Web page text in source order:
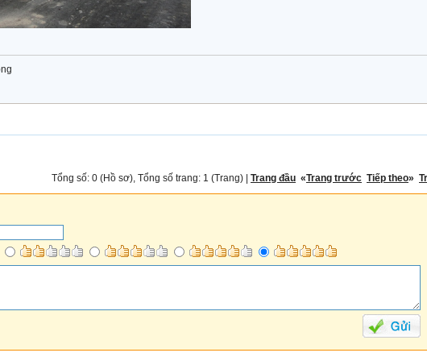
Tổng số: 0 (Hồ sơ), Tổng số trang: 1 (Trang) | Trang đầu «Trang trước Tiếp theo»